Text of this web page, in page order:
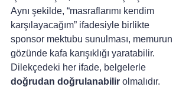
Aynı şekilde, “masraflarımı kendim
karşılayacağım” ifadesiyle birlikte
sponsor mektubu sunulması, memurun
gözünde kafa karışıklığı yaratabilir.
Dilekçedeki her ifade, belgelerle
doğrudan doğrulanabilir olmalıdır.